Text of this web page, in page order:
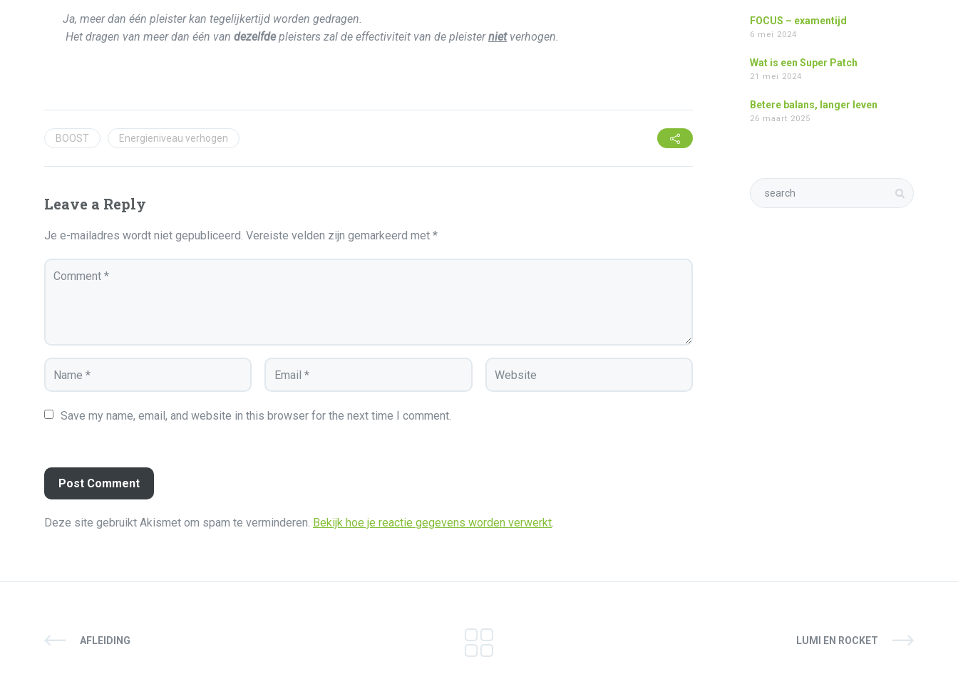
Ja, meer dan één pleister kan tegelijkertijd worden gedragen.
Het dragen van meer dan één van dezelfdepleisters zal de effectiviteit van de pleisternietverhogen.
BOOST Energieniveau verhogen
Leave a Reply
Je e-mailadres wordt niet gepubliceerd. Vereiste velden zijn gemarkeerd met *
Save my name, email, and website in this browser for the next time I comment.
Deze site gebruikt Akismet om spam te verminderen. Bekijk hoe je reactie gegevens worden verwerkt.
FOCUS – examentijd
6 mei 2024
Wat is een Super Patch
21 mei 2024
Betere balans, langer leven
26 maart 2025
AFLEIDING LUMI EN ROCKET